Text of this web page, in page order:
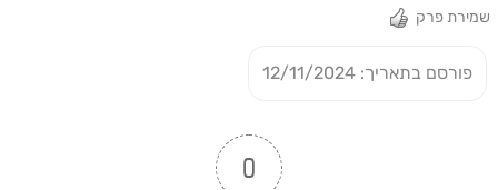
instagram.com/finkif לינקדאין:
facebook.com/ranif תודה לעדן עומר לוי על עיצוב התמונה
שמירת פרק
פורסם בתאריך: 12/11/2024
0